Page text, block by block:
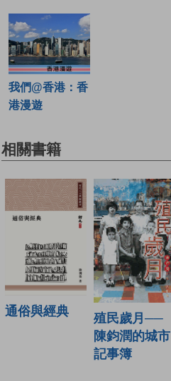
我們@香港：香
港漫遊
相關書籍
通俗與經典
殖民歲月──
陳鈞潤的城市
記事簿